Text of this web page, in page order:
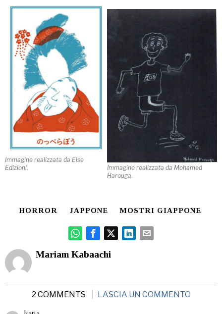
Immagine realizzata da Else
Edizioni.
Immagine realizzata da Mohamed
Harouga.
HORROR JAPPONE MOSTRI GIAPPONE
Mariam Kabaachi
2 COMMENTS LASCIA UN COMMENTO